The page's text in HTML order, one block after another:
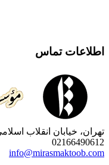
اطلاعات تماس
تهران، خیابان انقلاب اسلامی، بین خیابان ابوریحان و خیابان
02166490612
info@mirasmaktoob.com